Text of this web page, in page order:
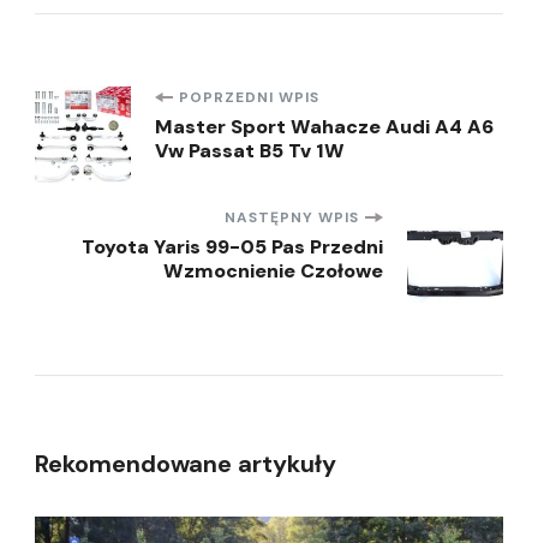
Nawigacja
wpisu
POPRZEDNI WPIS
Master Sport Wahacze Audi A4 A6
Vw Passat B5 Tv 1W
NASTĘPNY WPIS
Toyota Yaris 99-05 Pas Przedni
Wzmocnienie Czołowe
Rekomendowane artykuły